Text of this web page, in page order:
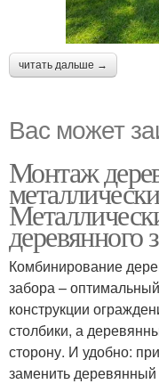
читать дальше →
Вас может
Монтаж
деревянного
Комбинирование
забора –
конструкции
столбики, а
сторону. И удобно:
заменить